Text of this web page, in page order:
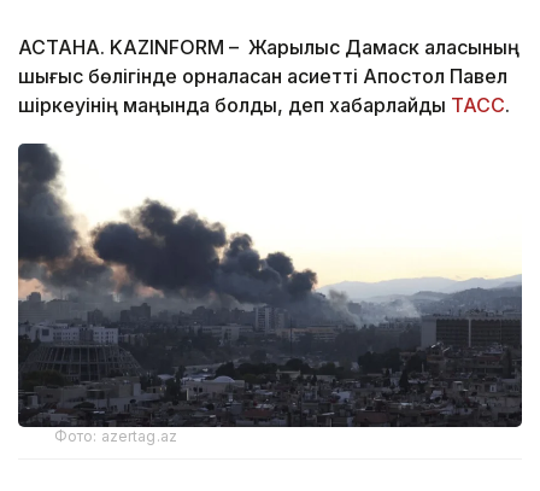
АСТАНА. KAZINFORM – Жарылыс Дамаск қаласының
шығыс бөлігінде орналасқан қасиетті Апостол Павел
шіркеуінің маңында болды, деп хабарлайды ТАСС.
Фото: azertag.az